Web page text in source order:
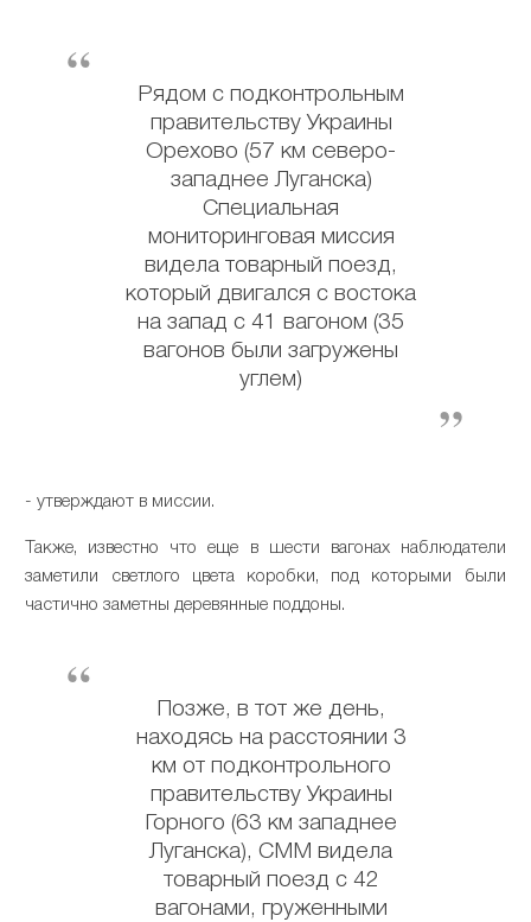
Рядом с подконтрольным
правительству Украины
Орехово (57 км северо-
западнее Луганска)
Специальная
мониторинговая миссия
видела товарный поезд,
который двигался с востока
на запад с 41 вагоном (35
вагонов были загружены
углем)
- утверждают в миссии.
Также, известно что еще в шести вагонах наблюдатели
заметили светлого цвета коробки, под которыми были
частично заметны деревянные поддоны.
Позже, в тот же день,
находясь на расстоянии 3
км от подконтрольного
правительству Украины
Горного (63 км западнее
Луганска), СММ видела
товарный поезд с 42
вагонами, груженными